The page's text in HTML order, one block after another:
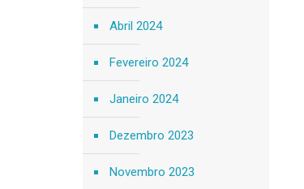
Abril 2024
Fevereiro 2024
Janeiro 2024
Dezembro 2023
Novembro 2023